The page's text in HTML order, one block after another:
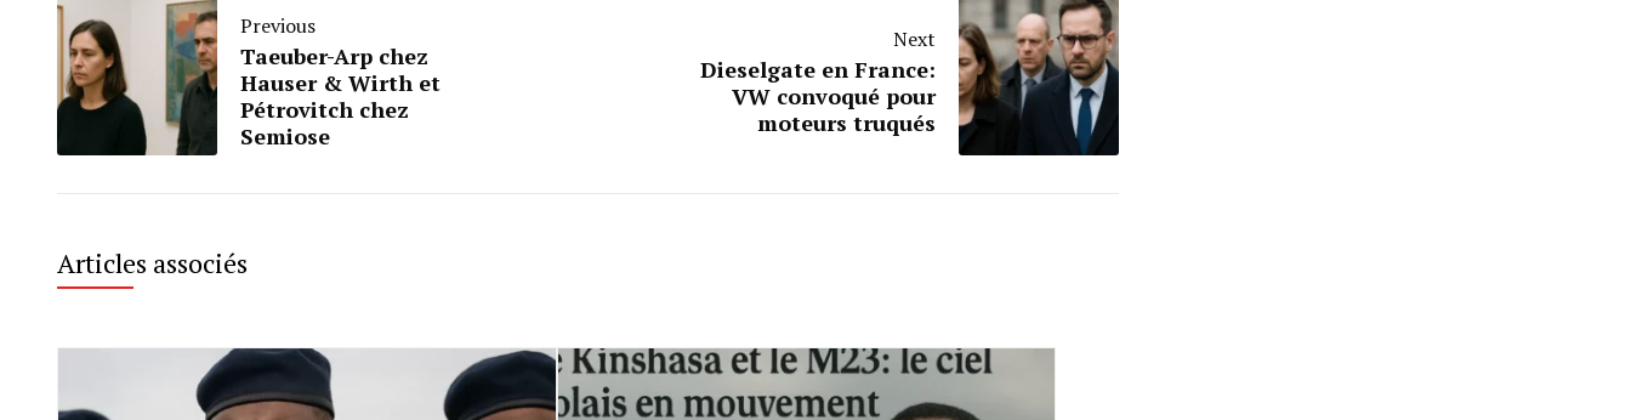
Previous
Taeuber-Arp chez
Hauser & Wirth et
Pétrovitch chez
Semiose
Next
Dieselgate en France:
VW convoqué pour
moteurs truqués
Articles associés